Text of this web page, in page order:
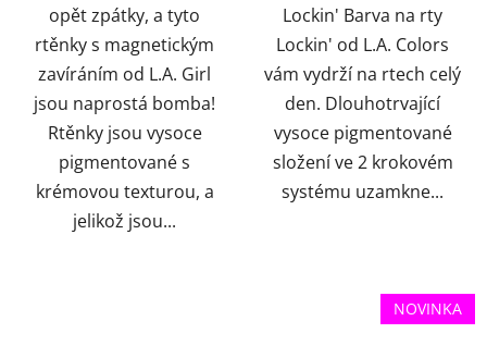
opět zpátky, a tyto
rtěnky s magnetickým
zavíráním od L.A. Girl
jsou naprostá bomba!
Rtěnky jsou vysoce
pigmentované s
krémovou texturou, a
jelikož jsou...
Lockin' Barva na rty
Lockin' od L.A. Colors
vám vydrží na rtech celý
den. Dlouhotrvající
vysoce pigmentované
složení ve 2 krokovém
systému uzamkne...
NOVINKA